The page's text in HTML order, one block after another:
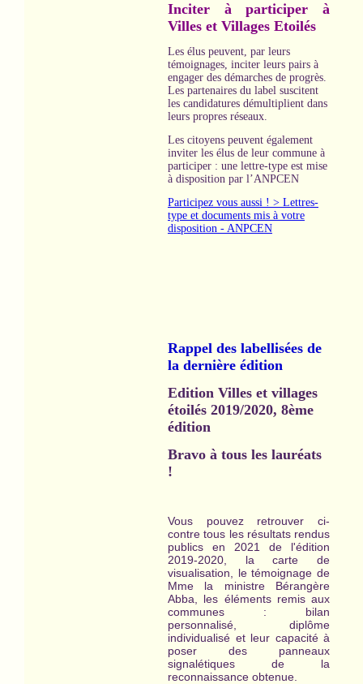
Inciter à participer à
Villes et Villages Etoilés
Les élus peuvent, par leurs
témoignages, inciter leurs pairs à
engager des démarches de progrès.
Les partenaires du label suscitent
les candidatures démultiplient dans
leurs propres réseaux.
Les citoyens peuvent également
inviter les élus de leur commune à
participer : une lettre-type est mise
à disposition par l’ANPCEN
Participez vous aussi ! > Lettres-
type et documents mis à votre
disposition - ANPCEN
Rappel des labellisées de
la dernière édition
Edition Villes et villages
étoilés 2019/2020, 8ème
édition
Bravo à tous les lauréats
!
Vous pouvez retrouver ci-
contre tous les résultats rendus
publics en 2021 de l'édition
2019-2020, la carte de
visualisation, le témoignage de
Mme la ministre Bérangère
Abba, les éléments remis aux
communes : bilan
personnalisé, diplôme
individualisé et leur capacité à
poser des panneaux
signalétiques de la
reconnaissance obtenue.